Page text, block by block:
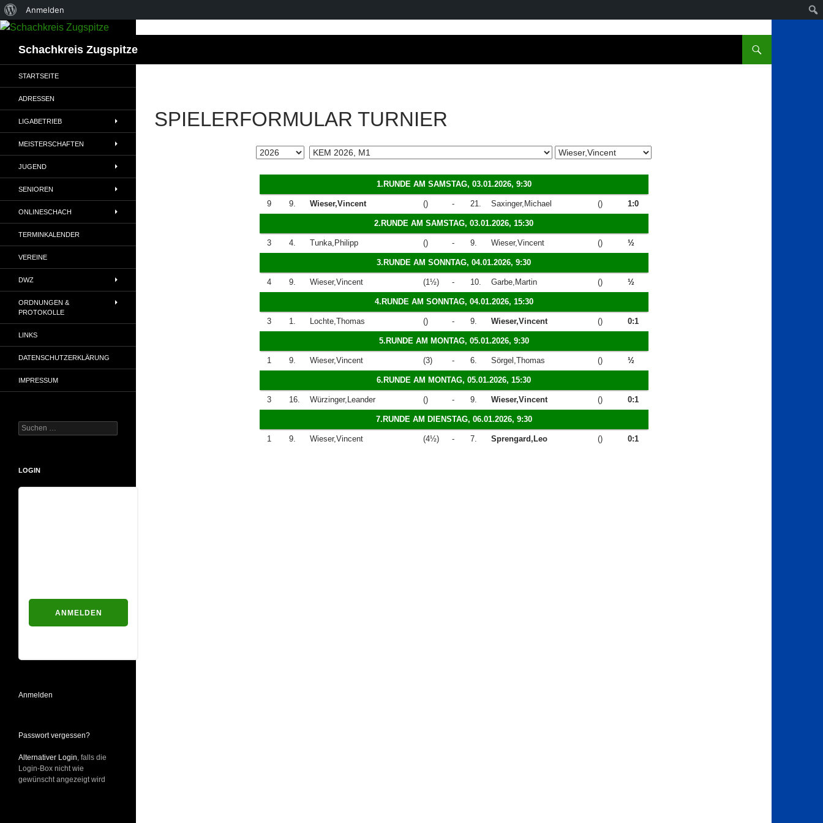
Über
WordPress
Anmelden
Schachkreis Zugspitze
SPIELERFORMULAR TURNIER
1.RUNDE AM SAMSTAG, 03.01.2026, 9:30
9 9. Wieser,Vincent () - 21. Saxinger,Michael () 1:0
2.RUNDE AM SAMSTAG, 03.01.2026, 15:30
3 4. Tunka,Philipp () - 9. Wieser,Vincent () ½
3.RUNDE AM SONNTAG, 04.01.2026, 9:30
4 9. Wieser,Vincent (1½) - 10. Garbe,Martin () ½
4.RUNDE AM SONNTAG, 04.01.2026, 15:30
3 1. Lochte,Thomas () - 9. Wieser,Vincent () 0:1
5.RUNDE AM MONTAG, 05.01.2026, 9:30
1 9. Wieser,Vincent (3) - 6. Sörgel,Thomas () ½
6.RUNDE AM MONTAG, 05.01.2026, 15:30
3 16. Würzinger,Leander () - 9. Wieser,Vincent () 0:1
7.RUNDE AM DIENSTAG, 06.01.2026, 9:30
1 9. Wieser,Vincent (4½) - 7. Sprengard,Leo () 0:1
STARTSEITE
ADRESSEN
LIGABETRIEB
MEISTERSCHAFTEN
JUGEND
SENIOREN
ONLINESCHACH
TERMINKALENDER
VEREINE
DWZ
ORDNUNGEN &
PROTOKOLLE
LINKS
DATENSCHUTZERKLÄRUNG
IMPRESSUM
Suchen
nach:
LOGIN
Anmelden
Passwort vergessen?
Alternativer Login , falls die
Login-Box nicht wie
gewünscht angezeigt wird